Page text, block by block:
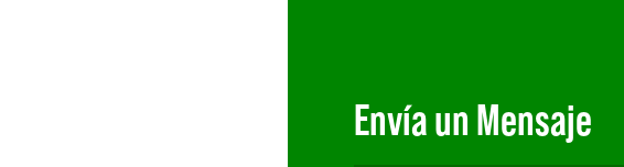
Envía un Mensaje